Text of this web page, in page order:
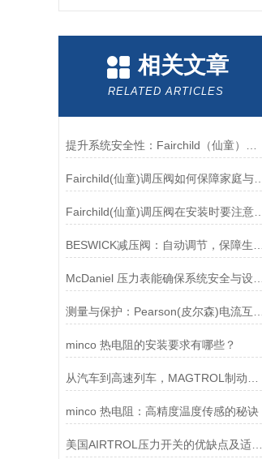
相关文章
RELATED ARTICLES
Fairchild(仙童)调压阀如何保障家庭与工业安全？
Fairchild(仙童)调压阀在安装时要注意有哪些需要注意的地方？
McDaniel 压力表能确保系统安全与设备寿命延长
minco 热电阻的安装要求有哪些？
minco 热电阻：高精度温度传感的秘诀
美国AIRTROL压力开关的优缺点及适用范围讲解